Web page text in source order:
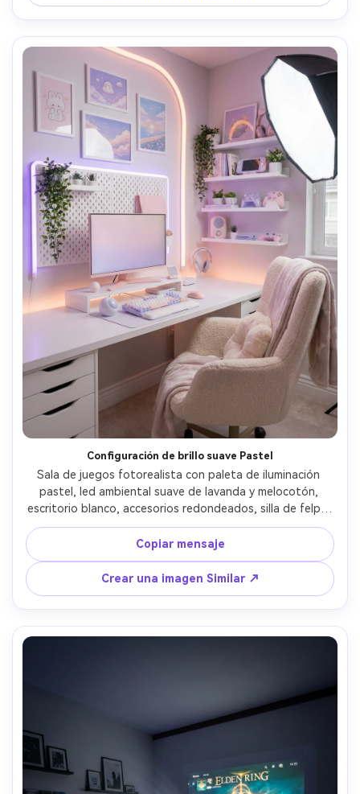
Configuración de brillo suave Pastel
Sala de juegos fotorealista con paleta de iluminación
pastel, led ambiental suave de lavanda y melocotón,
escritorio blanco, accesorios redondeados, silla de felpa,
estampados de pared lindos, estantes ordenados,
difusión suave como una softbox de estudio, tomado en
Fujifilm GFX 100S, lente de 35 mm, f/2.8, composición
aireada, degradados suaves, materiales realistas,
estética lista para redes sociales- -ar 4:5
Copiar mensaje
Crear una imagen Similar ↗